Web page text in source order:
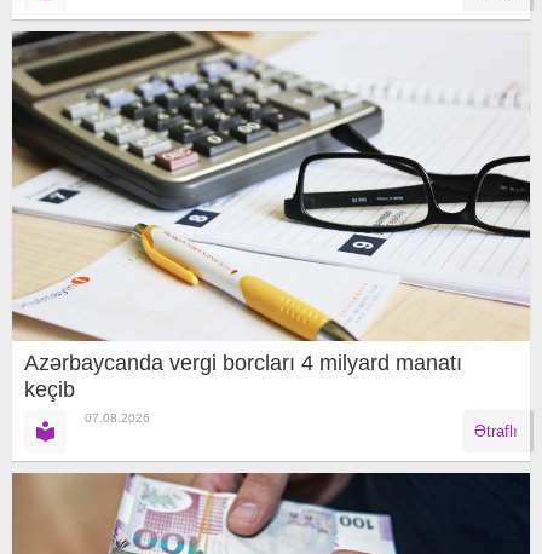
Azərbaycanda vergi borcları 4 milyard manatı
keçib
07.08.2026
Ətraflı